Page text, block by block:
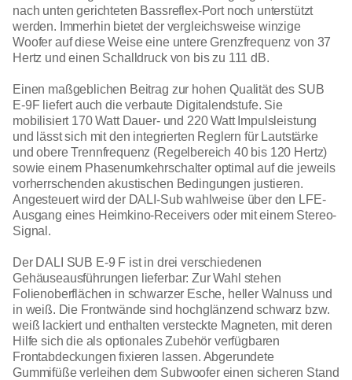
nach unten gerichteten Bassreflex-Port noch unterstützt
werden. Immerhin bietet der vergleichsweise winzige
Woofer auf diese Weise eine untere Grenzfrequenz von 37
Hertz und einen Schalldruck von bis zu 111 dB.
Einen maßgeblichen Beitrag zur hohen Qualität des SUB
E-9F liefert auch die verbaute Digitalendstufe. Sie
mobilisiert 170 Watt Dauer- und 220 Watt Impulsleistung
und lässt sich mit den integrierten Reglern für Lautstärke
und obere Trennfrequenz (Regelbereich 40 bis 120 Hertz)
sowie einem Phasenumkehrschalter optimal auf die jeweils
vorherrschenden akustischen Bedingungen justieren.
Angesteuert wird der DALI-Sub wahlweise über den LFE-
Ausgang eines Heimkino-Receivers oder mit einem Stereo-
Signal.
Der DALI SUB E-9 F ist in drei verschiedenen
Gehäuseausführungen lieferbar: Zur Wahl stehen
Folienoberflächen in schwarzer Esche, heller Walnuss und
in weiß. Die Frontwände sind hochglänzend schwarz bzw.
weiß lackiert und enthalten versteckte Magneten, mit deren
Hilfe sich die als optionales Zubehör verfügbaren
Frontabdeckungen fixieren lassen. Abgerundete
Gummifüße verleihen dem Subwoofer einen sicheren Stand